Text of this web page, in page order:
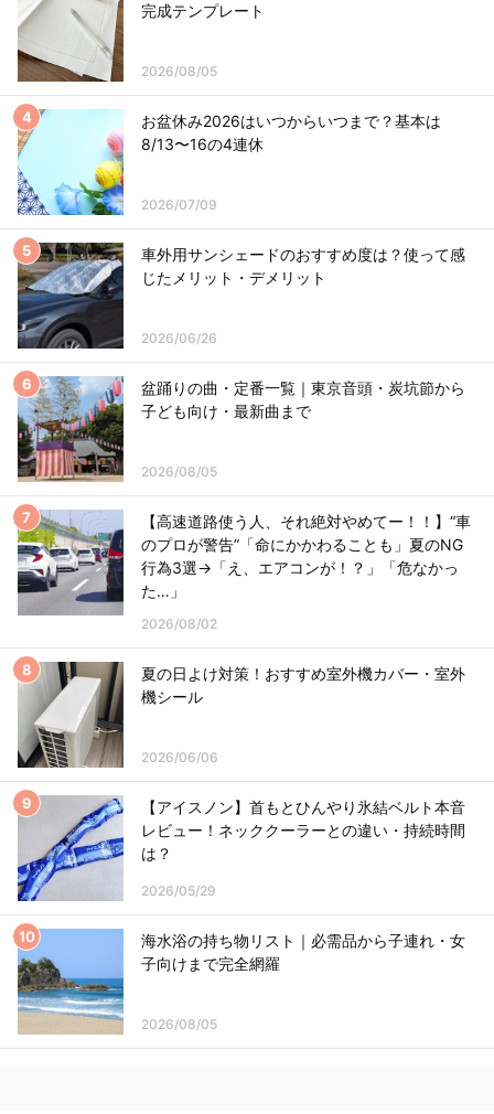
完成テンプレート
2026/08/05
お盆休み2026はいつからいつまで？基本は
8/13〜16の4連休
2026/07/09
車外用サンシェードのおすすめ度は？使って感
じたメリット・デメリット
2026/06/26
盆踊りの曲・定番一覧｜東京音頭・炭坑節から
子ども向け・最新曲まで
2026/08/05
【高速道路使う人、それ絶対やめてー！！】“車
のプロが警告”「命にかかわることも」夏のNG
行為3選→「え、エアコンが！？」「危なかっ
た…」
2026/08/02
夏の日よけ対策！おすすめ室外機カバー・室外
機シール
2026/06/06
【アイスノン】首もとひんやり氷結ベルト本音
レビュー！ネッククーラーとの違い・持続時間
は？
2026/05/29
海水浴の持ち物リスト｜必需品から子連れ・女
子向けまで完全網羅
2026/08/05